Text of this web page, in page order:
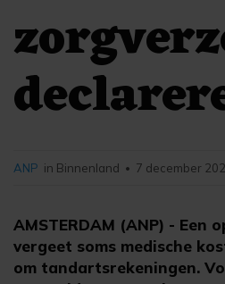
AMSTERDAM (ANP) -
vergeet soms medische
om tandartsrekeningen.
ANP in Binnenland • 7 december